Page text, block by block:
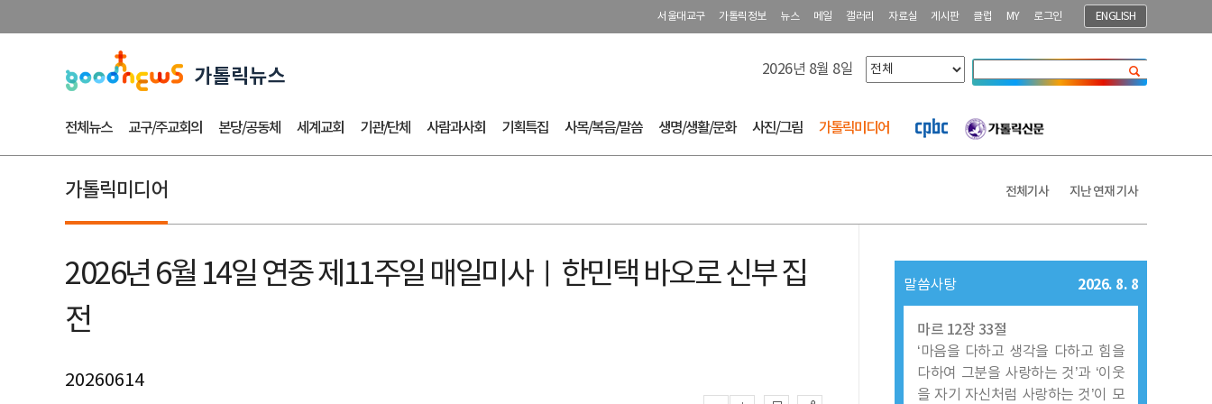
서울대교구 가톨릭정보 뉴스 메일 갤러리 자료실 게시판 클럽 MY 로그인 ENGLISH
2026년 8월 8일
전체뉴스 교구/주교회의 본당/공동체 세계교회 기관/단체 사람과사회 기획특집 사목/복음/말씀 생명/생활/문화 사진/그림 가톨릭미디어
가톨릭미디어 전체기사 지난 연재 기사
2026년 6월 14일 연중 제11주일 매일미사ㅣ한민택 바오로 신부 집
전
20260614
말씀사탕 2026. 8. 8
마르 12장 33절
‘마음을 다하고 생각을 다하고 힘을
다하여 그분을 사랑하는 것’과 ‘이웃
을 자기 자신처럼 사랑하는 것’이 모